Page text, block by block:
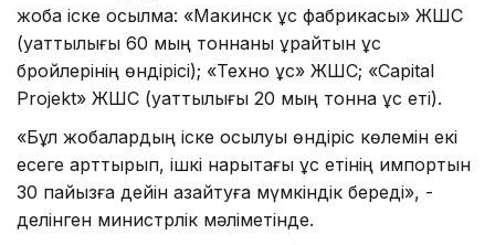
жоба іске қосылмақ: «Макинск құс фабрикасы» ЖШС
(қуаттылығы 60 мың тоннаны құрайтын құс
бройлерінің өндірісі); «Техно құс» ЖШС; «Capital
Projekt» ЖШС (қуаттылығы 20 мың тонна құс еті).
«Бұл жобалардың іске қосылуы өндіріс көлемін екі
есеге арттырып, ішкі нарықтағы құс етінің импортын
30 пайызға дейін азайтуға мүмкіндік береді», -
делінген министрлік мәліметінде.